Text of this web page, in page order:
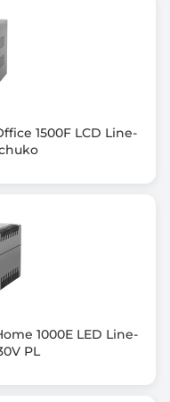
1000 SB została
rynku. Ten line-
zasilania i
i kompaktową. Jest
i
Win. 98; Win. 2000;
1500F LCD Line-
1000E LED Line-
PL